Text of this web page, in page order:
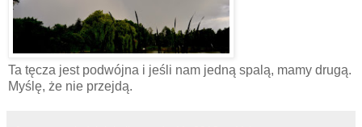
Ta tęcza jest podwójna i jeśli nam jedną spalą, mamy drugą.
Myślę, że nie przejdą.